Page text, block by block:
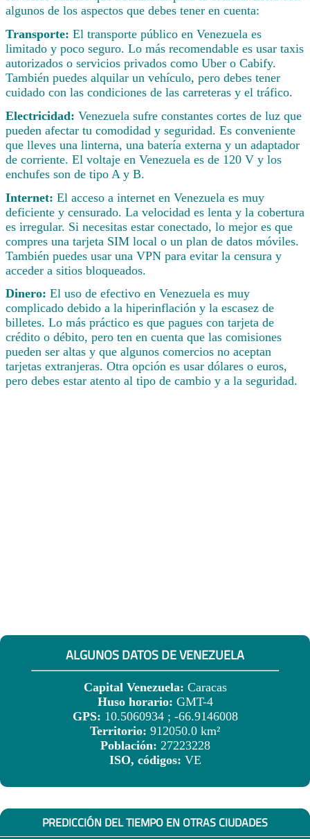
algunos de los aspectos que debes tener en cuenta:
Transporte: El transporte público en Venezuela es
limitado y poco seguro. Lo más recomendable es usar taxis
autorizados o servicios privados como Uber o Cabify.
También puedes alquilar un vehículo, pero debes tener
cuidado con las condiciones de las carreteras y el tráfico.
Electricidad: Venezuela sufre constantes cortes de luz que
pueden afectar tu comodidad y seguridad. Es conveniente
que lleves una linterna, una batería externa y un adaptador
de corriente. El voltaje en Venezuela es de 120 V y los
enchufes son de tipo A y B.
Internet: El acceso a internet en Venezuela es muy
deficiente y censurado. La velocidad es lenta y la cobertura
es irregular. Si necesitas estar conectado, lo mejor es que
compres una tarjeta SIM local o un plan de datos móviles.
También puedes usar una VPN para evitar la censura y
acceder a sitios bloqueados.
Dinero: El uso de efectivo en Venezuela es muy
complicado debido a la hiperinflación y la escasez de
billetes. Lo más práctico es que pagues con tarjeta de
crédito o débito, pero ten en cuenta que las comisiones
pueden ser altas y que algunos comercios no aceptan
tarjetas extranjeras. Otra opción es usar dólares o euros,
pero debes estar atento al tipo de cambio y a la seguridad.
ALGUNOS DATOS DE VENEZUELA
Capital Venezuela: Caracas
Huso horario: GMT-4
GPS: 10.5060934 ; -66.9146008
Territorio: 912050.0 km²
Población: 27223228
ISO, códigos: VE
PREDICCIÓN DEL TIEMPO EN OTRAS CIUDADES